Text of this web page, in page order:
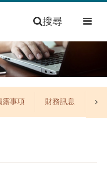
搜尋
露事項 財務訊息 公